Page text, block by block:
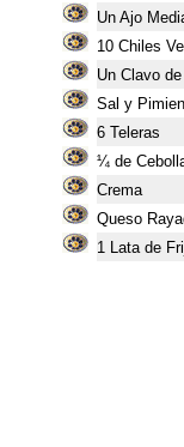
Un Ajo
10 Chiles
Un Clavo
Sal y
6 Teleras
¼ de
Crema
Queso
1 Lata de